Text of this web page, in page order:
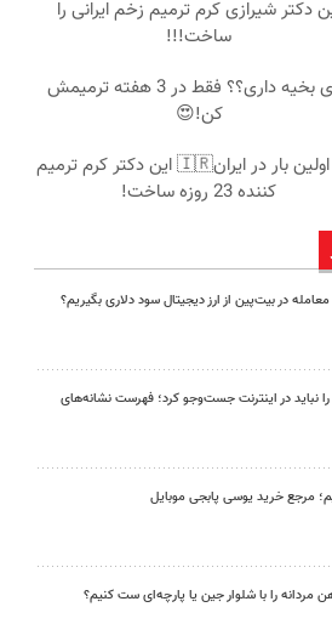
دکتر شیرازی کرم ترمیم زخم ایرانی را
ساخت!!!
جای بخیه داری؟؟ فقط در 3 هفته ترمیمش
کن!😍
برای اولین بار در ایران🇮🇷 این دکتر کرم ترمیم
کننده 23 روزه ساخت!
در بیت‌پین از ارز دیجیتال سود دلاری بگیریم؟
را نباید در اینترنت جست‌وجو کرد؛ فهرست نشانه‌های
مرجع خرید یوسی پابجی موبایل
مردانه را با شلوار جین یا پارچه‌ای ست کنیم؟